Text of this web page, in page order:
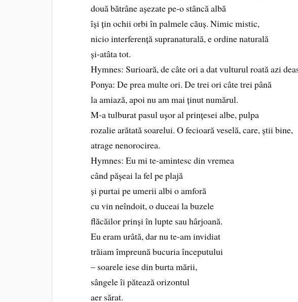
două bătrâne așezate pe-o stâncă albă
își țin ochii orbi în palmele căuș. Nimic mistic,
nicio interferență supranaturală, e ordine naturală
și-atâta tot.
Hymnes: Surioară, de câte ori a dat vulturul roată azi
Ponya: De prea multe ori. De trei ori câte trei până
la amiază, apoi nu am mai ținut numărul.
M-a tulburat pasul ușor al prințesei albe, pulpa
rozalie arătată soarelui. O fecioară veselă, care, știi bine,
atrage nenorocirea.
Hymnes: Eu mi te-amintesc din vremea
când pășeai la fel pe plajă
și purtai pe umerii albi o amforă
cu vin neîndoit, o duceai la buzele
flăcăilor prinși în lupte sau hârjoană.
Eu eram urâtă, dar nu te-am invidiat
trăiam împreună bucuria începutului
– soarele iese din burta mării,
sângele îi pătează orizontul
aer sărat.